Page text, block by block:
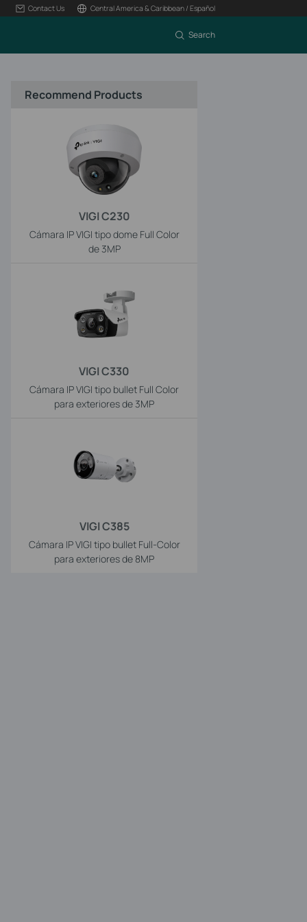
Contact Us Central America & Caribbean / Español
Search
Recommend Products
VIGI C230
Cámara IP VIGI tipo dome Full Color
de 3MP
VIGI C330
Cámara IP VIGI tipo bullet Full Color
para exteriores de 3MP
VIGI C385
Cámara IP VIGI tipo bullet Full-Color
para exteriores de 8MP